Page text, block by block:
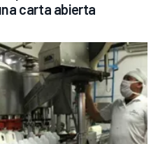
carta abierta